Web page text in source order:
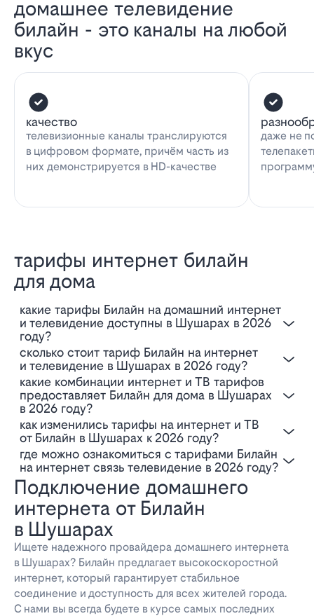
домашнее телевидение
билайн - это каналы на любой
вкус
качество
телевизионные каналы транслируются
в цифровом формате, причём часть из
них демонстрируется в HD-качестве
даже не
тарифы интернет билайн
для дома
Какие тарифы Билайн на домашний интернет
и телевидение доступны в Шушарах в 2026
году?
Сколько стоит тариф Билайн на интернет
и телевидение в Шушарах в 2026 году?
Какие комбинации интернет и ТВ тарифов
предоставляет Билайн для дома в Шушарах
в 2026 году?
Как изменились тарифы на интернет и ТВ
от Билайн в Шушарах к 2026 году?
Где можно ознакомиться с тарифами Билайн
на интернет связь телевидение в 2026 году?
Подключение домашнего
интернета от Билайн
в Шушарах
Ищете надежного провайдера домашнего интернета
в Шушарах? Билайн предлагает высокоскоростной
интернет, который гарантирует стабильное
соединение и доступность для всех жителей города.
С нами вы всегда будете в курсе самых последних